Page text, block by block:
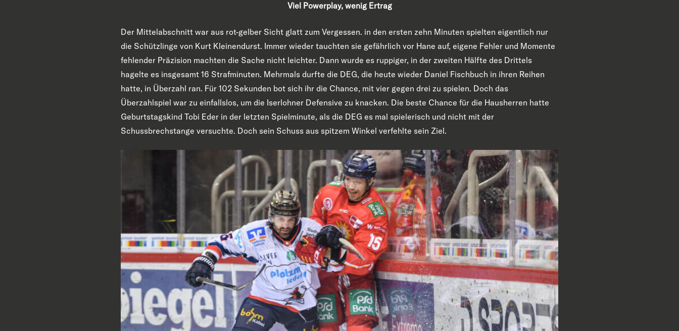
Viel Powerplay, wenig Ertrag
Der Mittelabschnitt war aus rot-gelber Sicht glatt zum Vergessen. in den ersten zehn Minuten spielten eigentlich nur
die Schützlinge von Kurt Kleinendurst. Immer wieder tauchten sie gefährlich vor Hane auf, eigene Fehler und Momente
fehlender Präzision machten die Sache nicht leichter. Dann wurde es ruppiger, in der zweiten Hälfte des Drittels
hagelte es insgesamt 16 Strafminuten. Mehrmals durfte die DEG, die heute wieder Daniel Fischbuch in ihren Reihen
hatte, in Überzahl ran. Für 102 Sekunden bot sich ihr die Chance, mit vier gegen drei zu spielen. Doch das
Überzahlspiel war zu einfallslos, um die Iserlohner Defensive zu knacken. Die beste Chance für die Hausherren hatte
Geburtstagskind Tobi Eder in der letzten Spielminute, als die DEG es mal spielerisch und nicht mit der
Schussbrechstange versuchte. Doch sein Schuss aus spitzem Winkel verfehlte sein Ziel.